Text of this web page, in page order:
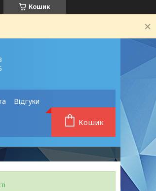
Кошик
Відгуки
Кошик